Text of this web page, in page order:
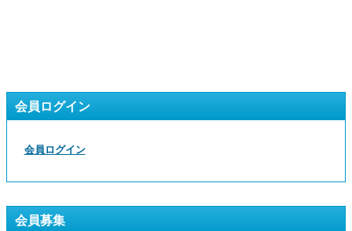
会員ログイン
会員ログイン
会員募集